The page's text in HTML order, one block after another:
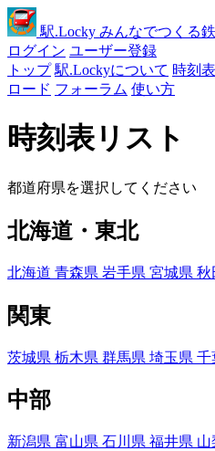
駅.Locky みんなでつくる
ログイン ユーザー登録
トップ 駅.Lockyについて 時刻
ロード フォーラム 使い方
時刻表リスト
都道府県を選択してください
北海道・東北
北海道 青森県 岩手県 宮城県 秋
関東
茨城県 栃木県 群馬県 埼玉県 千
中部
新潟県 富山県 石川県 福井県 山